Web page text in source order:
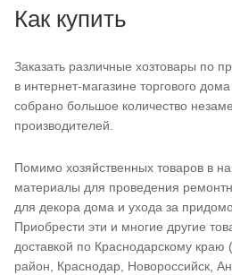
Как купить
Заказать различные хозтовары по
в интернет-магазине торгового
собрано большое количество
производителей.
Помимо хозяйственных товаров в
материалы для проведения
для декора дома и ухода за
Приобрести эти и многие другие
доставкой по Краснодарскому
район, Краснодар, Новороссийск,